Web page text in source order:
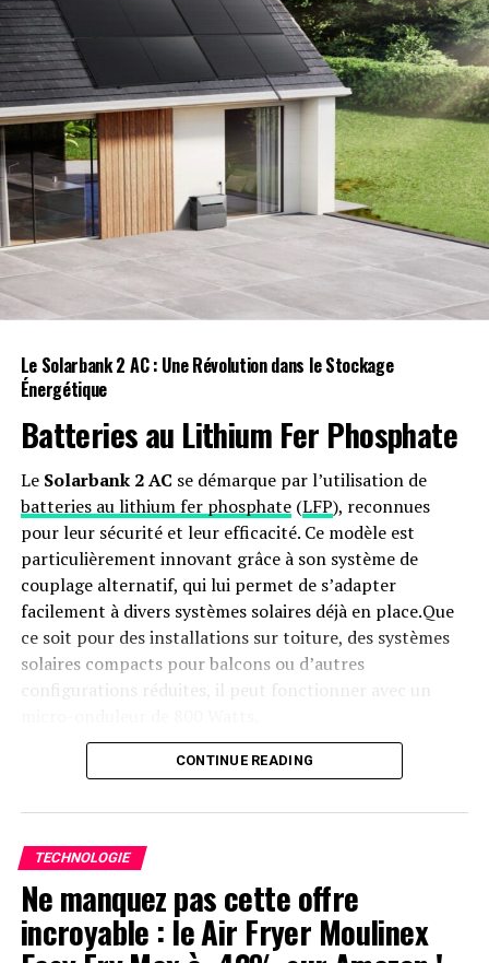
Le Solarbank 2 AC : Une Révolution dans le Stockage
Énergétique
Batteries au Lithium Fer Phosphate
Le Solarbank 2 AC se démarque par l’utilisation de
batteries au lithium fer phosphate(LFP), reconnues
pour leur sécurité et leur efficacité. Ce modèle est
particulièrement innovant grâce à son système de
couplage alternatif, qui lui permet de s’adapter
facilement à divers systèmes solaires déjà en place.Que
ce soit pour des installations sur toiture, des systèmes
solaires compacts pour balcons ou d’autres
configurations réduites, il peut fonctionner avec un
Capacité et flexibilité Énergétique
Avec une capacité maximale d’injection dans le réseau
domestique atteignant 1200 watts,le Solarbank 2 AC
peut être associé à deux régulateurs solaires MPPT. Cela
ouvre la possibilité d’ajouter jusqu’à 1200 watts
supplémentaires via des panneaux solaires additionnels,
portant ainsi la puissance totale à un impressionnant
CONTINUE READING
TECHNOLOGIE
Ne manquez pas cette offre
incroyable : le Air Fryer Moulinex